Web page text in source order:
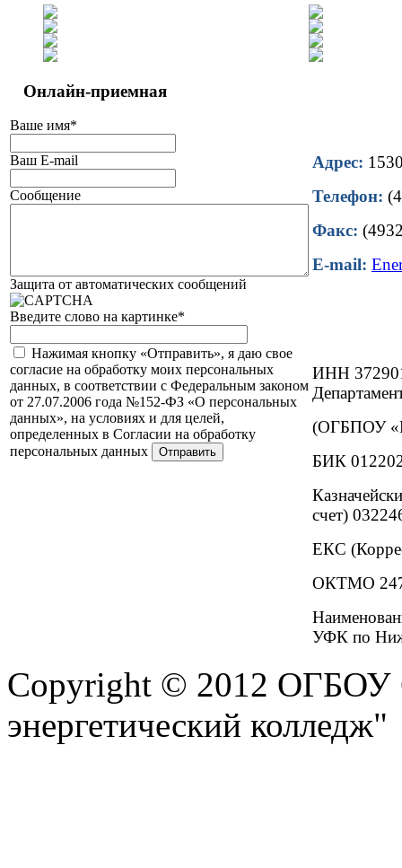
Онлайн-приемная
Ваше имя*
Ваш E-mail
Сообщение
Защита от автоматических сообщений
Введите слово на картинке*
Нажимая кнопку «Отправить», я даю свое
согласие на обработку моих персональных
данных, в соответствии с Федеральным законом
от 27.07.2006 года №152-ФЗ «О персональных
данных», на условиях и для целей,
определенных в Согласии на обработку
персональных данных
Адрес:
Телефон:
Факс:
E-mail:
ИНН
(ОГБПОУ
БИК
счет)
ЕКС
ОКТМО
УФК по
Copyright © 2012 ОГБОУ
энергетический колледж"